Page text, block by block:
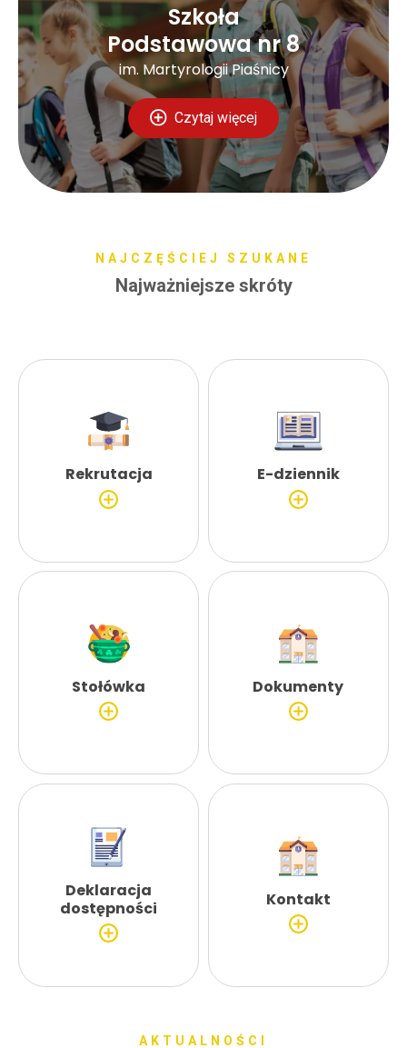
Szkoła
Podstawowa nr 8
im. Martyrologii Piaśnicy
Czytaj więcej
NAJCZĘŚCIEJ SZUKANE
Najważniejsze skróty
Rekrutacja E-dziennik
Stołówka Dokumenty
Deklaracja
dostępności
Kontakt
AKTUALNOŚCI